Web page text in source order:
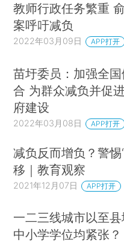
教师行政任务繁重
案呼吁减负
2022年03月09日 APP打开
苗圩委员：加强全
合 为群众减负并促
府建设
2022年03月08日 APP打开
减负反而增负？警惕
移｜教育观察
2021年12月07日 APP打开
一二三线城市以至
中小学学位均紧张